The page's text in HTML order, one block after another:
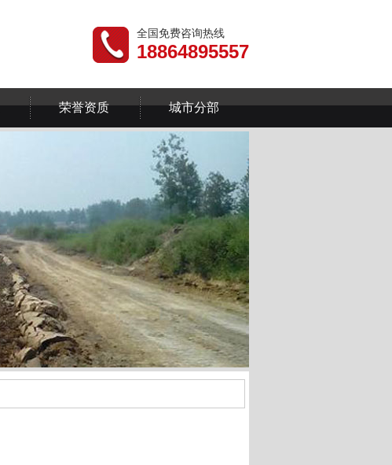
全国免费咨询热线
18864895557
荣誉资质 城市分部